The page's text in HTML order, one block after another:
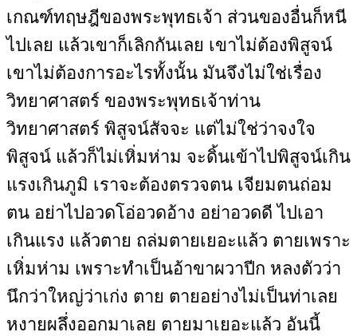
เกณฑ์ทฤษฎีของพระพุทธเจ้า ส่วนของอื่นก็หนี
ไปเลย แล้วเขาก็เลิกกันเลย เขาไม่ต้องพิสูจน์
เขาไม่ต้องการอะไรทั้งนั้น มันจึงไม่ใช่เรื่อง
วิทยาศาสตร์ ของพระพุทธเจ้าท่าน
วิทยาศาสตร์ พิสูจน์สัจจะ แต่ไม่ใช่ว่าจงใจ
พิสูจน์ แล้วก็ไม่เหิ่มห่าม จะดิ้นเข้าไปพิสูจน์เกิน
แรงเกินภูมิ เราจะต้องตรวจตน เจียมตนถ่อม
ตน อย่าไปอวดโอ่อวดอ้าง อย่าอวดดี ไปเอา
เกินแรง แล้วตาย ถล่มตายเยอะแล้ว ตายเพราะ
เหิ่มห่าม เพราะทำเป็นอ้าขาผวาปีก หลงตัวว่า
นึกว่าใหญ่ว่าเก่ง ตาย ตายอย่างไม่เป็นท่าเลย
หงายผลึ่งออกมาเลย ตายมาเยอะแล้ว อันนี้